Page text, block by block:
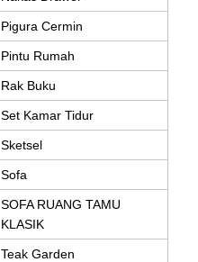
Pigura Cermin
Pintu Rumah
Rak Buku
Set Kamar Tidur
Sketsel
Sofa
SOFA RUANG TAMU
KLASIK
Teak Garden